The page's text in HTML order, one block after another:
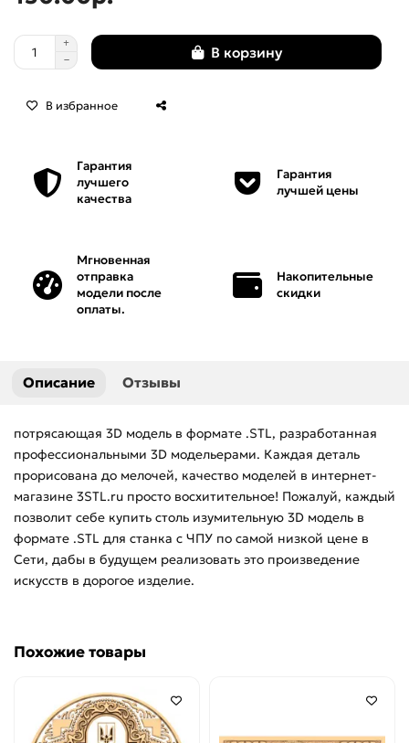
Панно
Персонажи
Рамки
Рукоятки
Фасады
Цветы
Часы
Шахматы
В корзину
В избранное
Гарантия
лучшего
качества
Гарантия
лучшей цены
Мгновенная
отправка
модели после
оплаты.
Накопительные
скидки
Описание Отзывы
потрясающая 3D модель в формате .STL, разработанная
профессиональными 3D модельерами. Каждая деталь
прорисована до мелочей, качество моделей в интернет-
магазине 3STL.ru просто восхитительное! Пожалуй, каждый
позволит себе купить столь изумительную 3D модель в
формате .STL для станка с ЧПУ по самой низкой цене в
Сети, дабы в будущем реализовать это произведение
искусств в дорогое изделие.
Похожие товары